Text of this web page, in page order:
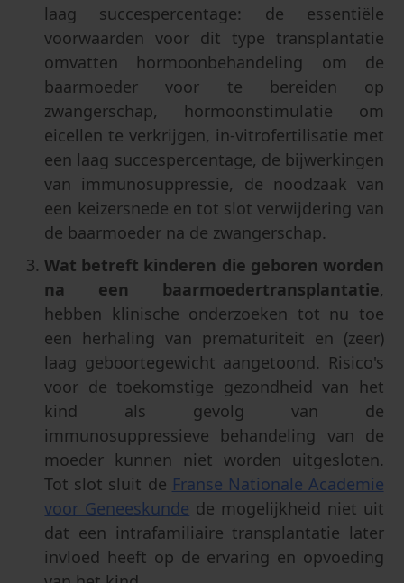
laag succespercentage: de essentiële
voorwaarden voor dit type transplantatie
omvatten hormoonbehandeling om de
baarmoeder voor te bereiden op
zwangerschap, hormoonstimulatie om
eicellen te verkrijgen, in-vitrofertilisatie met
een laag succespercentage, de bijwerkingen
van immunosuppressie, de noodzaak van
een keizersnede en tot slot verwijdering van
de baarmoeder na de zwangerschap.
Wat betreft kinderen die geboren worden
na een baarmoedertransplantatie,
hebben klinische onderzoeken tot nu toe
een herhaling van prematuriteit en (zeer)
laag geboortegewicht aangetoond. Risico's
voor de toekomstige gezondheid van het
kind als gevolg van de
immunosuppressieve behandeling van de
moeder kunnen niet worden uitgesloten.
Tot slot sluit de Franse Nationale Academie
voor Geneeskunde de mogelijkheid niet uit
dat een intrafamiliaire transplantatie later
invloed heeft op de ervaring en opvoeding